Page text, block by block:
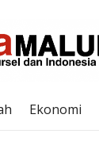
Ekonomi